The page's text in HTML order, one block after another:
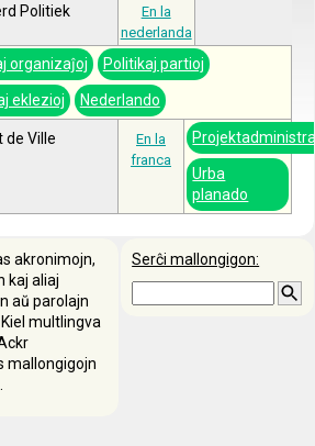
Politiek
En la
nederlanda
organizaĵoj Politikaj partioj
eklezioj Nederlando
de Ville
En la
franca
Urba
planado
Serĉi mallongigon:
akronimojn,
kaj aliaj
aŭ parolajn
multlingva
mallongigojn